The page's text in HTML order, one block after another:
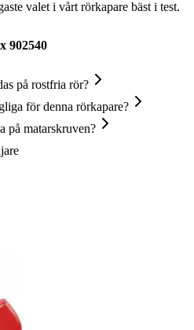
valet i vårt rörkapare bäst i test.
902540
på rostfria rör?
för denna rörkapare?
på matarskruven?